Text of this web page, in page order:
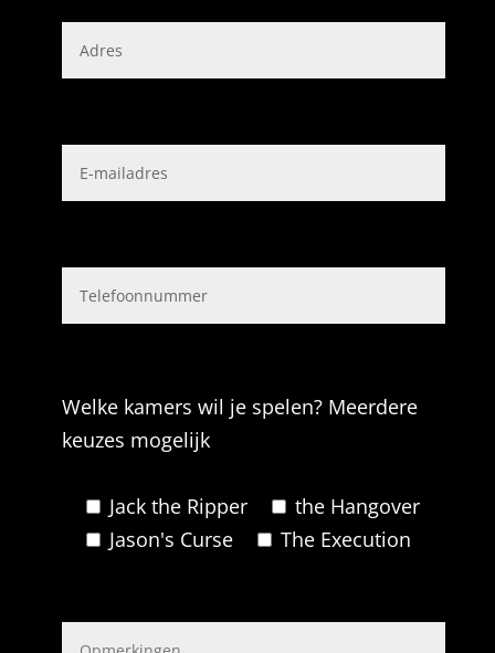
Welke kamers wil je spelen? Meerdere
keuzes mogelijk
Jack the Ripper
the Hangover
Jason's Curse
The Execution